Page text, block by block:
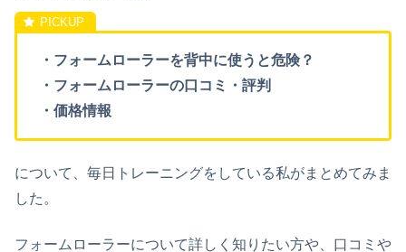
・フォームローラーを背中に使うと危険？
・フォームローラーの口コミ・評判
・価格情報
について、毎日トレーニングをしている私がまとめてみま
した。
フォームローラーについて詳しく知りたい方や、口コミや